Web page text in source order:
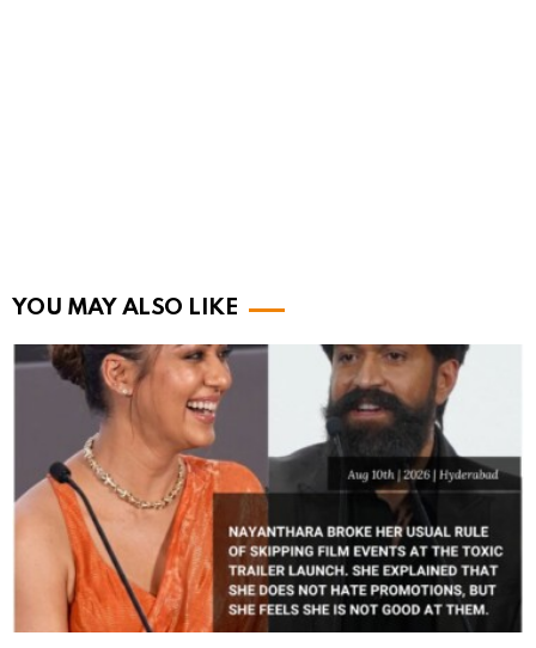
YOU MAY ALSO LIKE